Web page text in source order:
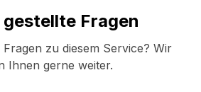
Fragen
zu diesem Service? Wir
Ihnen gerne weiter.